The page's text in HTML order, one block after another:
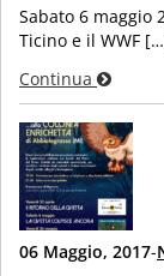
Sabato 6 maggio
Ticino e il WWF
Continua
06 Maggio, 2017-